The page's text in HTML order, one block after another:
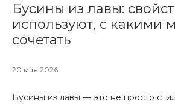
Бусины из лавы:
используют, с какими
сочетать
20 мая 2026
Бусины из лавы — это не просто